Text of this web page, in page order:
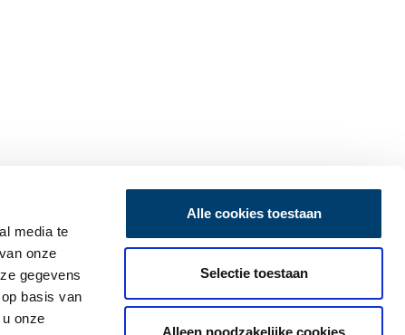
media te
onze
gegevens
basis van
onze
Alle cookies toestaan
Selectie toestaan
Alleen noodzakelijke cookies